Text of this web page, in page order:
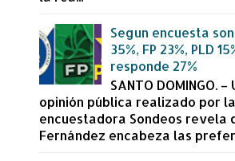
Segun encuesta
35%, FP 23%, PLD
responde 27%
SANTO DOMINGO.
opinión pública realizado por
encuestadora Sondeos revela
Fernández encabeza las